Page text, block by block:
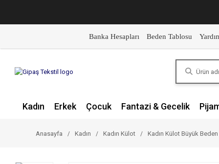
Banka Hesapları Beden Tablosu
Kadın Erkek Çocuk Fantazi & Gecelik
Anasayfa Kadın Kadın Külot Kadın Külot Büyük Beden